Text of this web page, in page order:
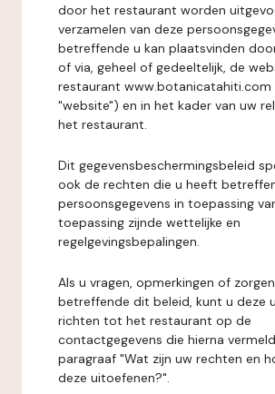
door het restaurant worden
verzamelen van deze
betreffende u kan plaatsvinden
of via, geheel of gedeeltelijk, de
restaurant www.botanicatahiti.com
"website") en in het kader van uw
het restaurant.
Dit gegevensbeschermingsbeleid
ook de rechten die u heeft
persoonsgegevens in toepassing
toepassing zijnde wettelijke en
regelgevingsbepalingen.
Als u vragen, opmerkingen of
betreffende dit beleid, kunt u deze
richten tot het restaurant op de
contactgegevens die hierna
paragraaf "Wat zijn uw rechten en
deze uitoefenen?".